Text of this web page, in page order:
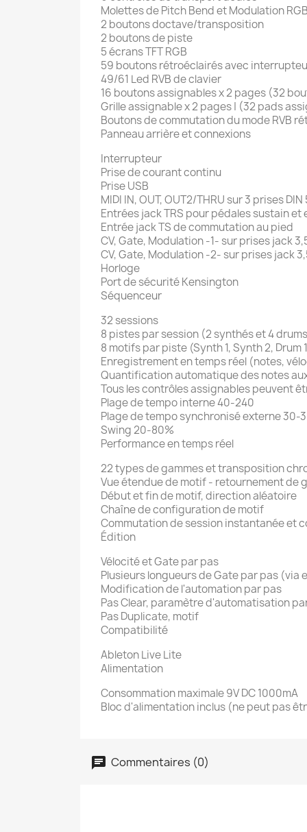
Molettes de Pitch Bend et Modulation
2 boutons doctave/transposition
2 boutons de piste
5 écrans TFT RGB
59 boutons rétroéclairés avec
49/61 Led RVB de clavier
16 boutons assignables x 2 pages (32
Grille assignable x 2 pages | (32 pads
Boutons de commutation du mode RVB
Panneau arrière et connexions
Interrupteur
Prise de courant continu
Prise USB
MIDI IN, OUT, OUT2/THRU sur 3 prises
Entrées jack TRS pour pédales sustain et
Entrée jack TS de commutation au pied
CV, Gate, Modulation -1- sur prises jack
CV, Gate, Modulation -2- sur prises jack
Horloge
Port de sécurité Kensington
Séquenceur
32 sessions
8 pistes par session (2 synthés et 4
8 motifs par piste (Synth 1, Synth 2, Drum
Enregistrement en temps réel (notes,
Quantification automatique des notes
Tous les contrôles assignables peuvent
Plage de tempo interne 40-240
Plage de tempo synchronisé externe 30-
Swing 20-80%
Performance en temps réel
22 types de gammes et transposition
Vue étendue de motif - retournement de
Début et fin de motif, direction aléatoire
Chaîne de configuration de motif
Commutation de session instantanée et
Édition
Vélocité et Gate par pas
Plusieurs longueurs de Gate par pas
Modification de l'automation par pas
Pas Clear, paramètre d'automatisation
Pas Duplicate, motif
Compatibilité
Ableton Live Lite
Alimentation
Consommation maximale 9V DC 1000mA
Bloc d'alimentation inclus (ne peut pas
Commentaires (0)